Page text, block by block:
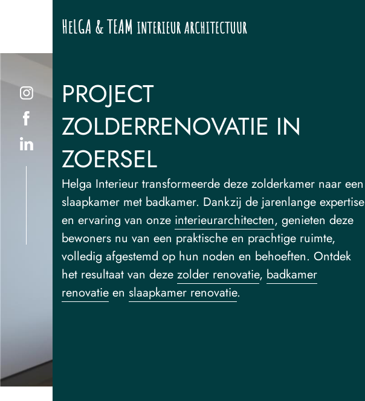
PROJECT
ZOLDERRENOVATIE IN
ZOERSEL
Helga Interieur transformeerde deze zolderkamer naar een
slaapkamer met badkamer. Dankzij de jarenlange expertise
en ervaring van onze interieurarchitecten, genieten deze
bewoners nu van een praktische en prachtige ruimte,
volledig afgestemd op hun noden en behoeften. Ontdek
het resultaat van deze zolder renovatie, badkamer
renovatie en slaapkamer renovatie.